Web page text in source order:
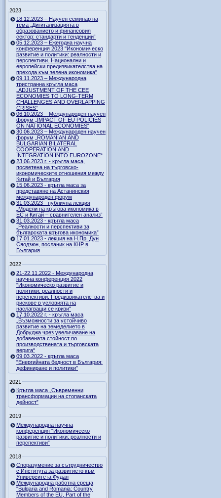
2023
18.12.2023 – Научен семинар на
тема „Дигитализацията в
образованието и финансовия
сектор: стандарти и тенденции“
05.12.2023 – Ежегодна научна
конференция 2023 "Икономическо
развитие и политики: реалности и
перспективи. Национални и
европейски предизвикателства на
прехода към зелена икономика"
09.11.2023 – Международна
тристранна кръгла маса
„ADJUSTMENT OF THE CEE
ECONOMIES TO LONG-TERM
CHALLENGES AND OVERLAPPING
CRISES“
06.10.2023 – Международен научен
форум „IMPACT OF EU POLICIES
ON NATIONAL ECONOMIES“
30.06.2023 – Международен научен
форум „ROMANIAN AND
BULGARIAN BILATERAL
COOPERATION AND
INTEGRATION INTO EUROZONE“
23.06.2023 г. - кръгла маса,
посветена на търговско-
икономическите отношения между
Китай и България
15.06.2023 - кръгла маса за
представяне на Астанинския
международен форум
31.03.2023 - публична лекция
„Модели на кръгова икономика в
ЕС и Китай – сравнителен анализ“
31.03.2023 - кръгла маса
„Реалности и перспективи за
българската кръгова икономика”
17.01.2023 - лекция на Н.Пр. Дун
Сяодзюн, посланик на КНР в
България
2022
21-22.11.2022 - Международна
научна конференция 2022
"Икономическо развитие и
политики: реалности и
перспективи. Предизвикателства и
рискове в условията на
наслагващи се кризи"
17.10.2022 г. - кръгла маса
„Възможности за устойчиво
развитие на земеделието в
Добруджа чрез увеличаване на
добавената стойност по
производствената и търговската
верига“
09.03.2022 - кръгла маса
"Енергийната бедност в България:
дефиниране и политики"
2021
Кръгла маса „Съвременни
трансформации на стопанската
дейност”
2019
Международна научна
конференция “Икономическо
развитие и политики: реалности и
перспективи”
2018
Споразумение за сътрудничество
с Института за развитието към
Университета Фудан
Международна работна среща
"Bulgaria and Romania: Country
Members of the EU, Part of the